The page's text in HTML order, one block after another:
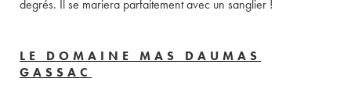
degrés. Il se mariera parfaitement avec un sanglier !
LE DOMAINE MAS DAUMAS
GASSAC